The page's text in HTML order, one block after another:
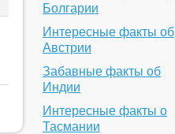
Болгарии
Интересные факты об
Австрии
Забавные факты об
Индии
Интересные факты о
Тасмании